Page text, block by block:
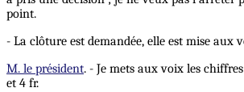
point.
- La clôture est demandée, elle est mise aux
M. le président. - Je mets aux voix les
et 4 fr.